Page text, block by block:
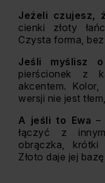
Jeżeli czujesz,
cienki złoty
Czysta forma,
Jeśli myślisz o
pierścionek z
akcentem.
wersji nie jest
A jeśli to Ewa –
łączyć z
obrączka, krótki
Złoto daje jej